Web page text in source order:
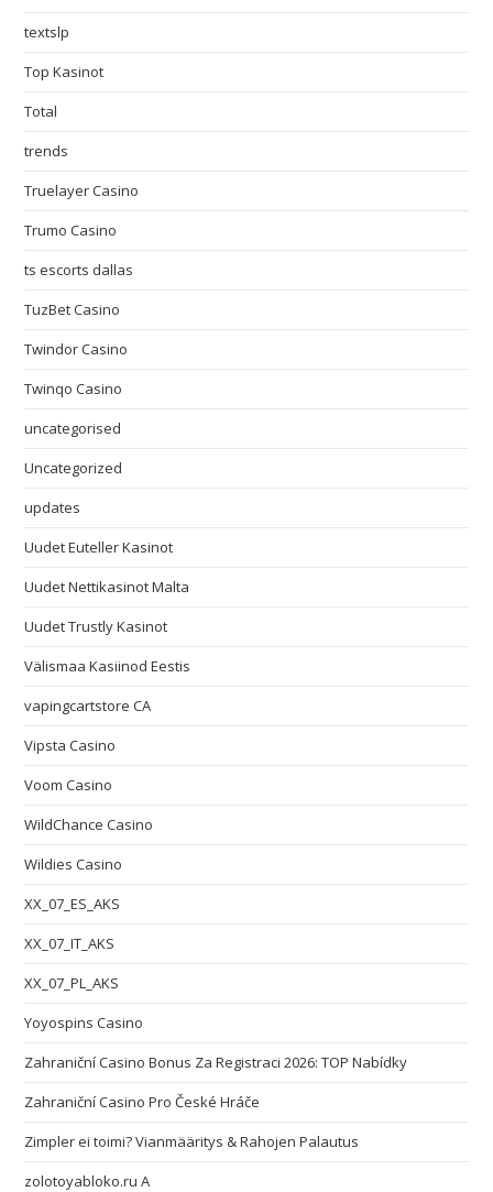
textslp
Top Kasinot
Total
trends
Truelayer Casino
Trumo Casino
ts escorts dallas
TuzBet Casino
Twindor Casino
Twinqo Casino
uncategorised
Uncategorized
updates
Uudet Euteller Kasinot
Uudet Nettikasinot Malta
Uudet Trustly Kasinot
Välismaa Kasiinod Eestis
vapingcartstore CA
Vipsta Casino
Voom Casino
WildChance Casino
Wildies Casino
XX_07_ES_AKS
XX_07_IT_AKS
XX_07_PL_AKS
Yoyospins Casino
Zahraniční Casino Bonus Za Registraci 2026: TOP Nabídky
Zahraniční Casino Pro České Hráče
Zimpler ei toimi? Vianmääritys & Rahojen Palautus
zolotoyabloko.ru A